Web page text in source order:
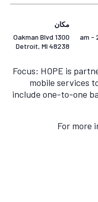
مكان
1300 Oakman Blvd
Detroit, MI 48238
Focus: HOPE is
mobile services
include one-to-one
For more